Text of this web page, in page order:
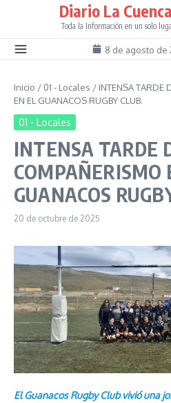
Diario La Cuenca
Toda la Información en un solo
8 de agosto de
Inicio / 01 - Locales / INTENSA TARDE
EN EL GUANACOS RUGBY CLUB.
01 - Locales
INTENSA TARDE
COMPAÑERISMO
GUANACOS
20 de octubre de 2025
El Guanacos Rugby Club vivió una